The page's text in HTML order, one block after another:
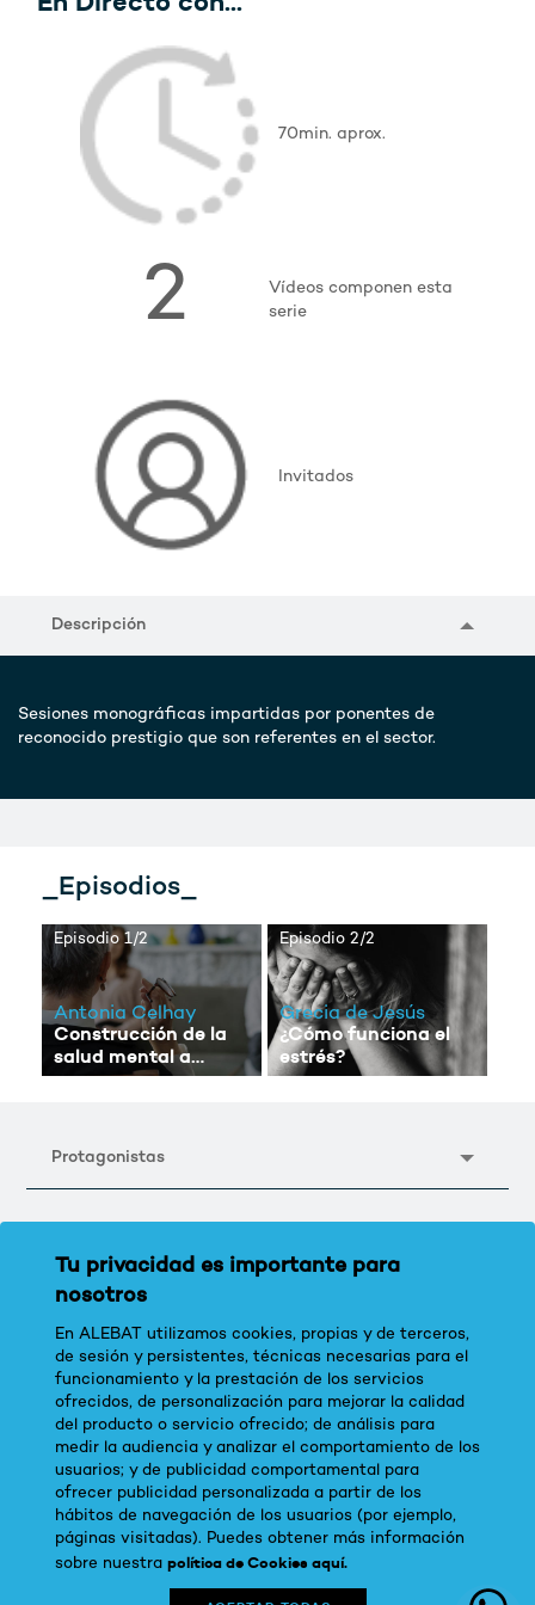
Tu privacidad es importante para
nosotros
En ALEBAT utilizamos cookies, propias y de terceros,
de sesión y persistentes, técnicas necesarias para el
funcionamiento y la prestación de los servicios
ofrecidos, de personalización para mejorar la calidad
del producto o servicio ofrecido; de análisis para
medir la audiencia y analizar el comportamiento de los
usuarios; y de publicidad comportamental para
ofrecer publicidad personalizada a partir de los
hábitos de navegación de los usuarios (por ejemplo,
páginas visitadas). Puedes obtener más información
sobre nuestra política de Cookies aquí.
70min. aprox.
2
Vídeos componen esta
serie
Invitados
Descripción
Sesiones monográficas impartidas por ponentes de
reconocido prestigio que son referentes en el sector.
_Episodios_
Episodio 1/2
Antonia Celhay
Construcción de la
salud mental a
través de la
Episodio 2/2
Grecia de Jesús
¿Cómo funciona el
estrés?
Protagonistas